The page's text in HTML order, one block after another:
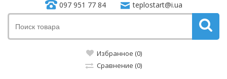
097 951 77 84 teplostart@i.ua
Избранное (0)
Сравнение (0)